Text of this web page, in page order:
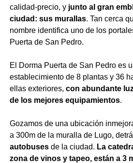
calidad-precio, y junto al gran
ciudad: sus murallas. Tan cerca
nombre identifica uno de los
Puerta de San Pedro.
El Dorma Puerta de San Pedro es
establecimiento de 8 plantas y 36
ellas exteriores, con abundante
de los mejores equipamientos.
Gozamos de una ubicación
a 300m de la muralla de Lugo,
autobuses de la ciudad. La
zona de vinos y tapeo, están a 3